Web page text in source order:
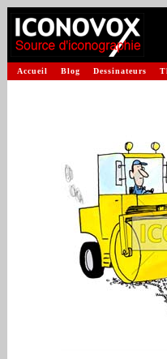
Accueil Blog Dessinateurs